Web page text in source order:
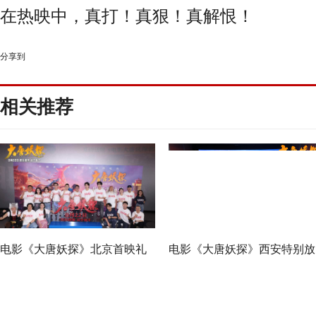
在热映中，真打！真狠！真解恨！
分享到
相关推荐
电影《大唐妖探》北京首映礼 电影《大唐妖探》西安特别放